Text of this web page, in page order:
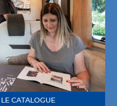
CATALOGUE